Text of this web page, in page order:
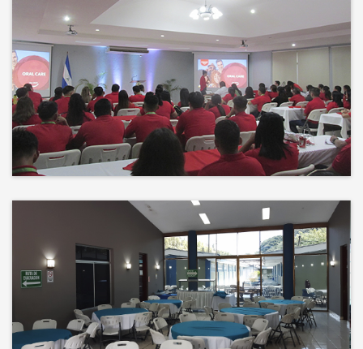
Desconectamos para conectar.
Entre risas, brisa fresca y un
ambiente natural
Events
El éxito no es solo un destino, es el
impacto que dejamos en el
camino